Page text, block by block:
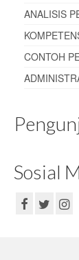
ANALISIS
CONTOH
Sosial